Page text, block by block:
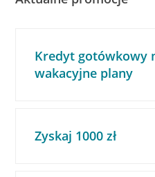
Kredyt gotówkowy
wakacyjne plany
Zyskaj 1000 zł